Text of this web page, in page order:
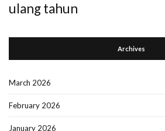
ulang tahun
Archives
March 2026
February 2026
January 2026